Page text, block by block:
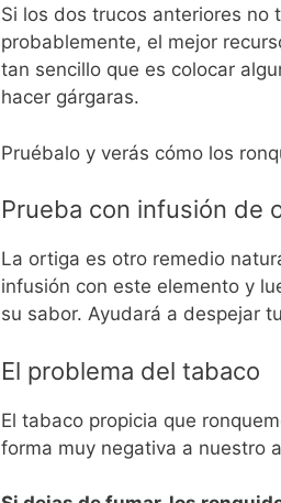
Si los dos trucos anteriores no
probablemente, el mejor
tan sencillo que es colocar
hacer gárgaras.
Pruébalo y verás cómo los
Prueba con infusión de
La ortiga es otro remedio
infusión con este elemento y
su sabor. Ayudará a despejar
El problema del tabaco
El tabaco propicia que
forma muy negativa a nuestro